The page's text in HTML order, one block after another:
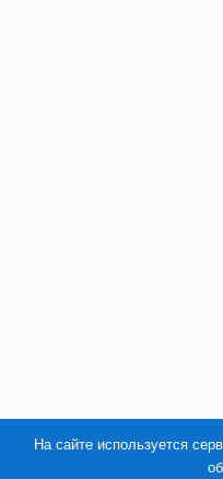
На сайте используется